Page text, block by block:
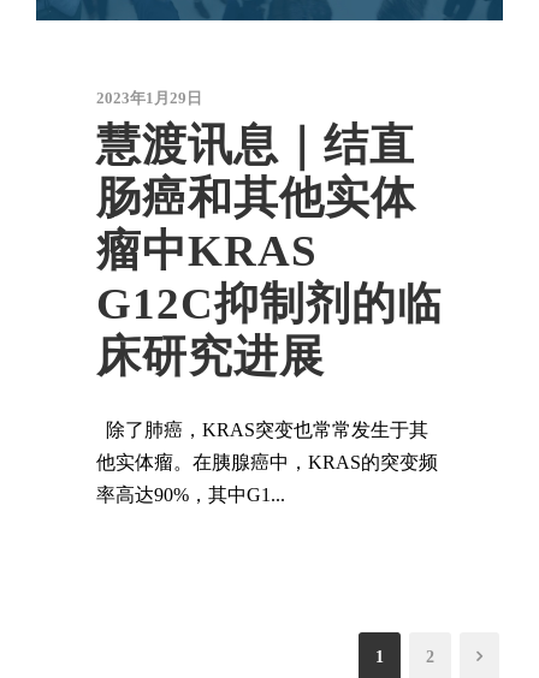
2023年1月29日
慧渡讯息｜结直
肠癌和其他实体
瘤中KRAS
G12C抑制剂的临
床研究进展
除了肺癌，KRAS突变也常常发生于其
他实体瘤。在胰腺癌中，KRAS的突变频
率高达90%，其中G1...
1 2